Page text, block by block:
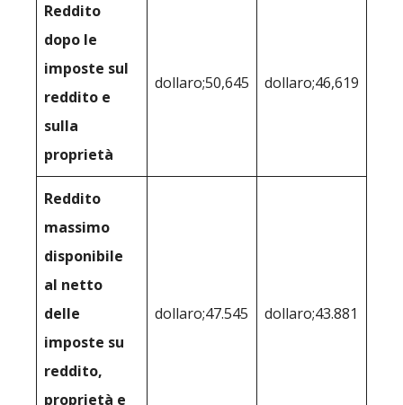
Reddito
dopo le
imposte sul
reddito e
sulla
proprietà
dollaro;50,645 dollaro;46,619
Reddito
massimo
disponibile
al netto
delle
imposte su
reddito,
proprietà e
dollaro;47.545 dollaro;43.881